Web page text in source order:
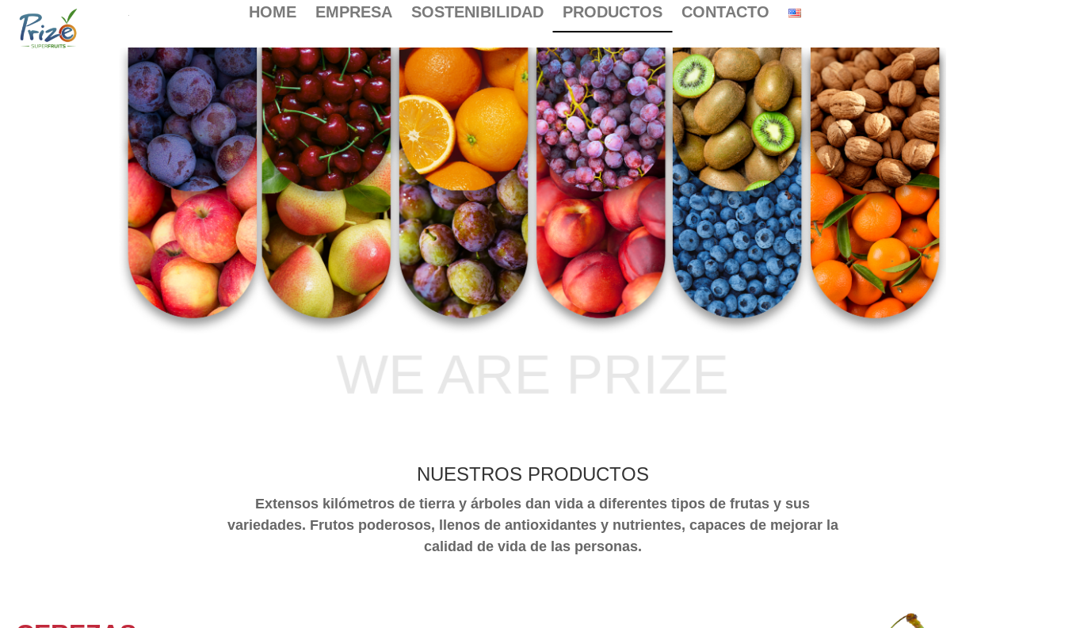
HOME EMPRESA SOSTENIBILIDAD PRODUCTOS CONTACTO
NUESTROS PRODUCTOS
Extensos kilómetros de tierra y árboles dan vida a diferentes tipos de frutas y sus
variedades. Frutos poderosos, llenos de antioxidantes y nutrientes, capaces de mejorar la
calidad de vida de las personas.